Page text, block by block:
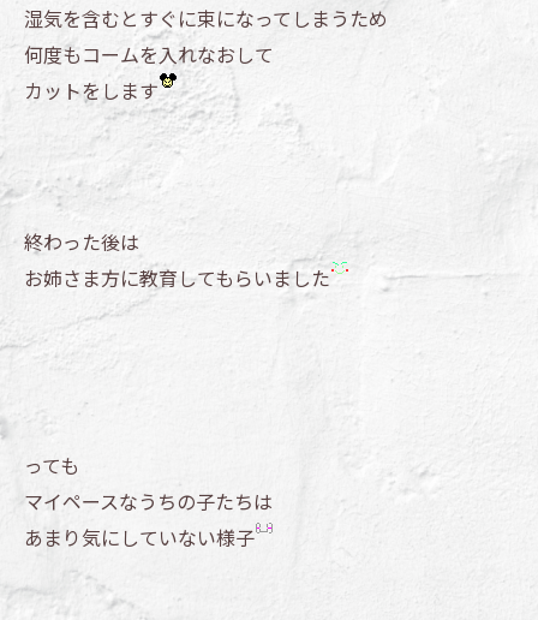
湿気を含むとすぐに束になってしまうため
何度もコームを入れなおして
カットをします
終わった後は
お姉さま方に教育してもらいました
っても
マイペースなうちの子たちは
あまり気にしていない様子